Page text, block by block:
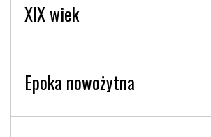
XIX wiek
Epoka nowożytna